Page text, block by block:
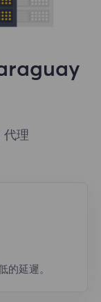
代理
的延遲。